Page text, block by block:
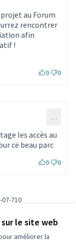
le site web
améliorer la
au Forum
rencontrer
afin
!
0 0
…
les accès au
ce beau parc
0 0
710